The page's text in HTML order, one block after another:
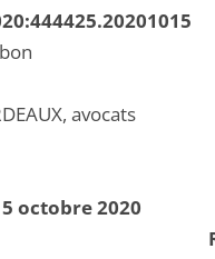
avocats
octobre 2020